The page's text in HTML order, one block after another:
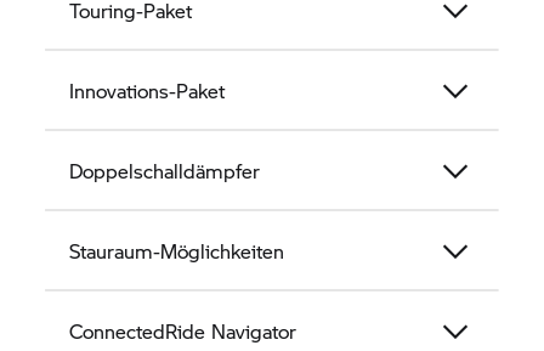
Touring-Paket
Innovations-Paket
Doppelschalldämpfer
Stauraum-Möglichkeiten
ConnectedRide Navigator